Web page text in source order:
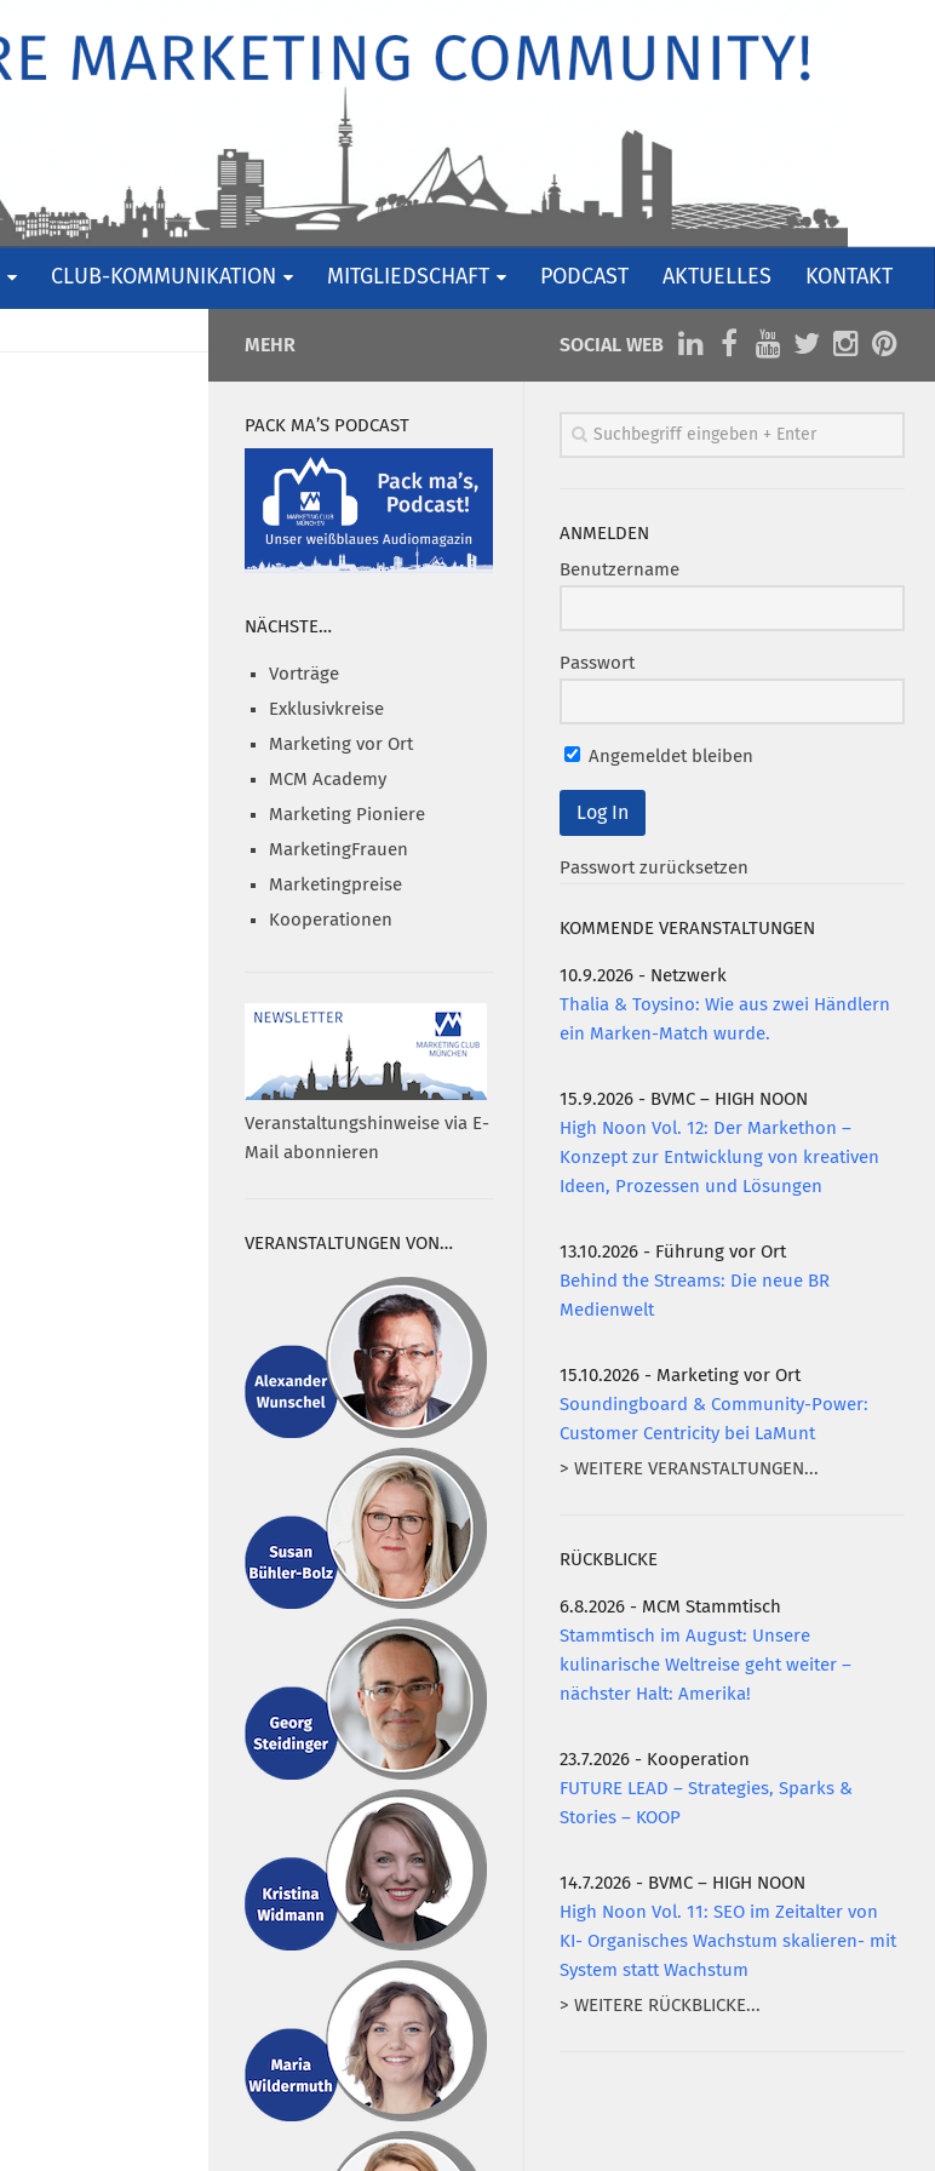
CLUB-KOMMUNIKATION MITGLIEDSCHAFT PODCAST AKTUELLES KONTAKT
SOCIAL WEB
ANMELDEN
Benutzername
Passwort
Angemeldet bleiben
Passwort zurücksetzen
KOMMENDE VERANSTALTUNGEN
10.9.2026 - Netzwerk
Thalia & Toysino: Wie aus zwei Händlern
ein Marken-Match wurde.
15.9.2026 - BVMC – HIGH NOON
High Noon Vol. 12: Der Markethon –
Konzept zur Entwicklung von kreativen
Ideen, Prozessen und Lösungen
13.10.2026 - Führung vor Ort
Behind the Streams: Die neue BR
Medienwelt
15.10.2026 - Marketing vor Ort
Soundingboard & Community-Power:
Customer Centricity bei LaMunt
> WEITERE VERANSTALTUNGEN...
RÜCKBLICKE
6.8.2026 - MCM Stammtisch
Stammtisch im August: Unsere
kulinarische Weltreise geht weiter –
nächster Halt: Amerika!
23.7.2026 - Kooperation
FUTURE LEAD – Strategies, Sparks &
Stories – KOOP
14.7.2026 - BVMC – HIGH NOON
High Noon Vol. 11: SEO im Zeitalter von
KI- Organisches Wachstum skalieren- mit
System statt Wachstum
> WEITERE RÜCKBLICKE...
MEHR
PACK MA’S PODCAST
NÄCHSTE…
Vorträge
Exklusivkreise
Marketing vor Ort
MCM Academy
Marketing Pioniere
MarketingFrauen
Marketingpreise
Kooperationen
Veranstaltungshinweise via E-
Mail abonnieren
VERANSTALTUNGEN VON…